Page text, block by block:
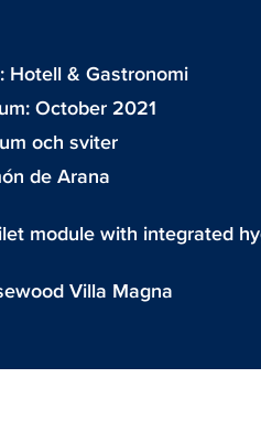
Hotell & Gastronomi
October 2021
och sviter
de Arana
module with integrated
Villa Magna